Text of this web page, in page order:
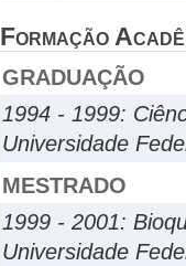
Formação
GRADUAÇÃO
1994 - 1999:
Universidade
MESTRADO
1999 - 2001:
Universidade